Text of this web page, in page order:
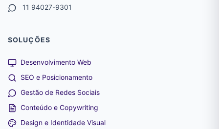
11 94027-9301
SOLUÇÕES
Desenvolvimento Web
SEO e Posicionamento
Gestão de Redes Sociais
Conteúdo e Copywriting
Design e Identidade Visual